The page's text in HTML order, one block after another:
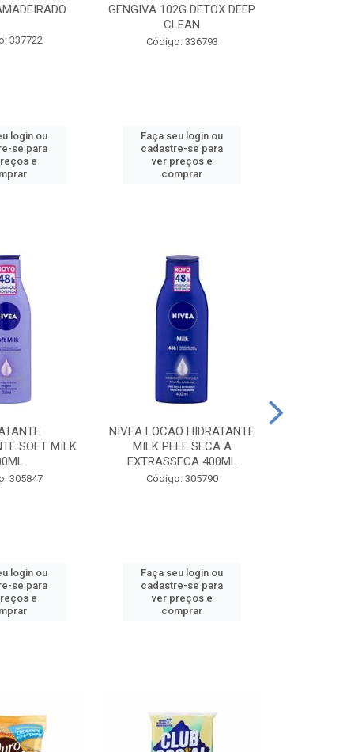
337722
login ou
se para
e
GENGIVA 102G DETOX DEEP
CLEAN
Código: 336793
Faça seu login ou
cadastre-se para
ver preços e
comprar
SOFT MILK
305847
login ou
se para
e
NIVEA LOCAO HIDRATANTE
MILK PELE SECA A
EXTRASSECA 400ML
Código: 305790
Faça seu login ou
cadastre-se para
ver preços e
comprar